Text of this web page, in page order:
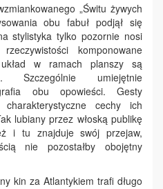
„Świtu żywych
obu fabuł podjął się
stylistyka tylko pozornie nosi
komponowane
w ramach planszy są
Szczególnie umiejętnie
obu opowieści. Gesty
cechy ich
lubiany przez włoską publikę
i tu znajduje swój przejaw,
nie pozostałby obojętny
kin za Atlantykiem trafi długo